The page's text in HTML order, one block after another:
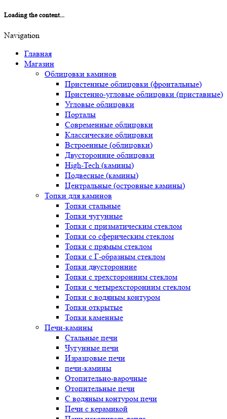
Loading the content...
Navigation
Главная
Магазин
Облицовки каминов
Пристенные облицовки (фронтальные)
Пристенно-угловые облицовки (приставные)
Угловые облицовки
Порталы
Современные облицовки
Классические облицовки
Встроенные (облицовки)
Двусторонние облицовки
High-Tech (камины)
Подвесные (камины)
Центральные (островные камины)
Топки для каминов
Топки стальные
Топки чугунные
Топки с призматическим стеклом
Топки со сферическим стеклом
Топки с прямым стеклом
Топки с Г-образным стеклом
Топки двусторонние
Топки с трехсторонним стеклом
Топки с четырехсторонним стеклом
Топки с водяным контуром
Топки открытые
Топки каменные
Печи-камины
Стальные печи
Чугунные печи
Изразцовые печи
печи-камины
Отопительно-варочные
Отопительные печи
С водяным контуром печи
Печи с керамикой